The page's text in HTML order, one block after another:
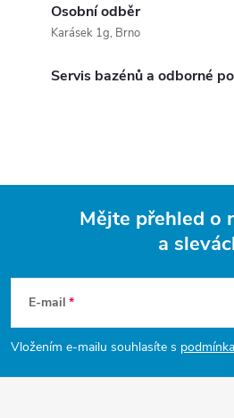
Osobní odběr
Karásek 1g, Brno
Servis bazénů a odborné
p
a
Mějte přehled o
a
E-mail
Vložením e-mailu souhlasíte s